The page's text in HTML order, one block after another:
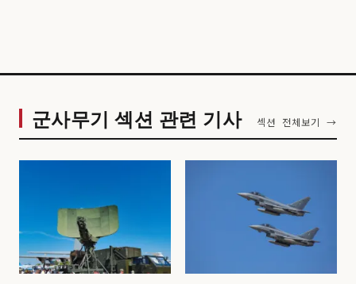
군사무기 섹션 관련 기사 섹션 전체보기 →